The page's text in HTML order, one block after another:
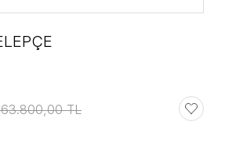
TL